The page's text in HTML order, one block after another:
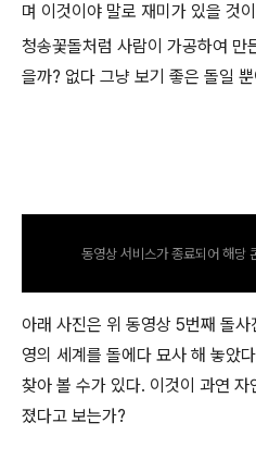
며 이것이야 말로 재미가 있을 것
청송꽃돌처럼 사람이 가공하여 만
을까? 없다 그냥 보기 좋은 돌일
동영상 서비스가 종료되어 해당
아래 사진은 위 동영상 5번째 돌
영의 세계를 돌에다 묘사 해 놓았
찾아 볼 수가 있다. 이것이 과연
졌다고 보는가?